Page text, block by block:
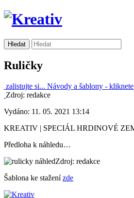
Ruličky
zalistujte si... Návody a šablony -
Zdroj: redakce
Vydáno: 11. 05. 2021 13:14
KREATIV | SPECIÁL HRDINOVÉ
Předloha k náhledu…
Zdroj: redakce
Šablona ke staženízde